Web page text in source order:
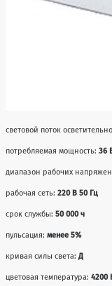
световой поток
потребляемая мощность:36
диапазон рабочих
рабочая сеть:220 В 50 Гц
срок службы:50 000 ч
пульсация:менее 5%
кривая силы света:Д
цветовая температура:4200